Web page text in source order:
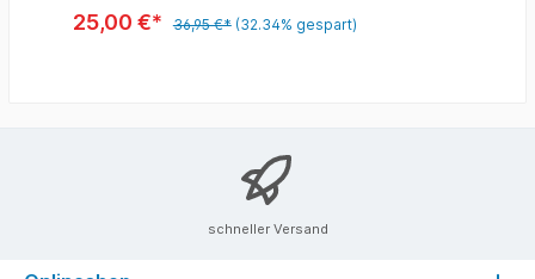
25,00 €* 36,95 €* (32.34% gespart)
schneller Versand